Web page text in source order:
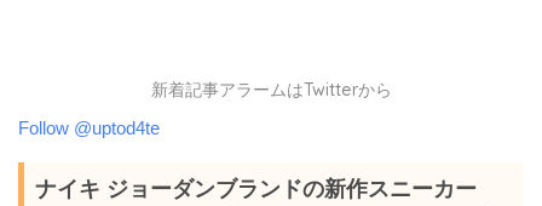
新着記事アラームはTwitterから
Follow @uptod4te
ナイキ ジョーダンブランドの新作スニーカー